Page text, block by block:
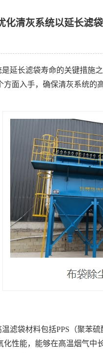
清灰系统以延长滤袋
延长滤袋寿命的关键措施
面入手，确保清灰系统的
滤袋材料包括PPS（聚苯硫
性能，能够在高温烟气中